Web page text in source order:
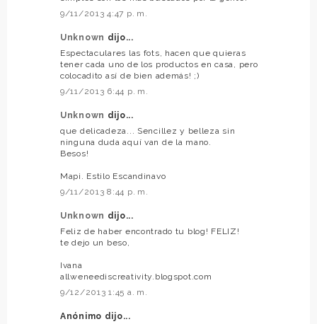
9/11/2013 4:47 p. m.
Unknown dijo...
Espectaculares las fots, hacen que quieras
tener cada uno de los productos en casa, pero
colocadito así de bien además! ;)
9/11/2013 6:44 p. m.
Unknown dijo...
que delicadeza... Sencillez y belleza sin
ninguna duda aquí van de la mano.
Besos!
Mapi. Estilo Escandinavo
9/11/2013 8:44 p. m.
Unknown dijo...
Feliz de haber encontrado tu blog! FELIZ!
te dejo un beso,
Ivana
allweneediscreativity.blogspot.com
9/12/2013 1:45 a. m.
Anónimo dijo...